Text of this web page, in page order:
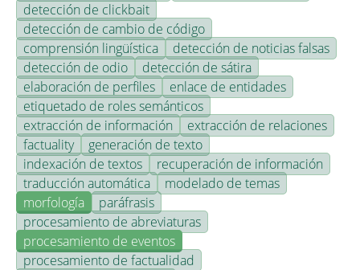
detección de clickbait
detección de cambio de código
comprensión lingüística
detección de noticias falsas
detección de odio
detección de sátira
elaboración de perfiles
enlace de entidades
etiquetado de roles semánticos
extracción de información
extracción de relaciones
factuality
generación de texto
indexación de textos
recuperación de información
traducción automática
modelado de temas
morfología
paráfrasis
procesamiento de abreviaturas
procesamiento de eventos
procesamiento de factualidad